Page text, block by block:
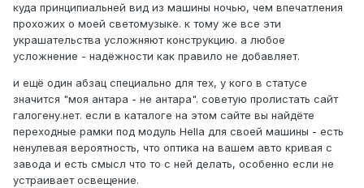
куда принципиальней вид из машины ночью, чем впечатления
прохожих о моей светомузыке. к тому же все эти
украшательства усложняют конструкцию. а любое
усложнение - надёжности как правило не добавляет.
и ещё один абзац специально для тех, у кого в статусе
значится "моя антара - не антара". советую пролистать сайт
галогену.нет. если в каталоге на этом сайте вы найдёте
переходные рамки под модуль Hella для своей машины - есть
ненулевая вероятность, что оптика на вашем авто кривая с
завода и есть смысл что то с ней делать, особенно если не
устраивает освещение.